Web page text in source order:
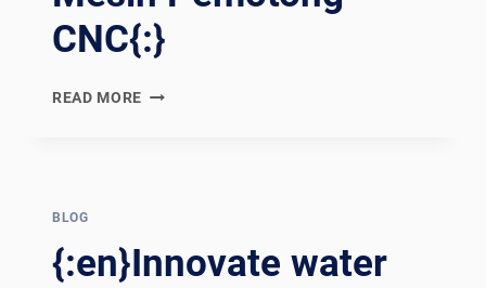
CNC{:}
READ MORE {:EN}MAXIMIZING
TO
BLOG
{:en}Innovate water